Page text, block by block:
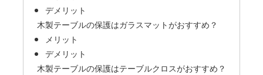
デメリット
木製テーブルの保護はガラスマットがおすすめ？
メリット
デメリット
木製テーブルの保護はテーブルクロスがおすすめ？